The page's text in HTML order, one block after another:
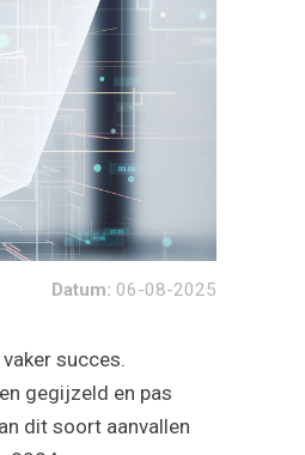
Datum: 06-08-2025
succes.
gegijzeld en pas
dit soort aanvallen